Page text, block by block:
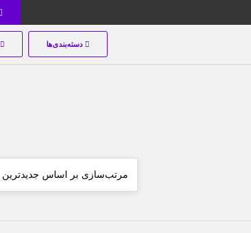
دسته‌بندی‌ها